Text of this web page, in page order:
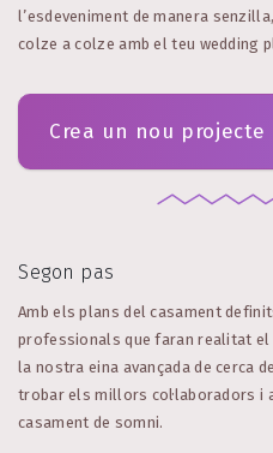
l’esdeveniment de manera
colze a colze amb el teu wedding
Crea un nou
Segon pas
Amb els plans del casament
professionals que faran realitat el
la nostra eina avançada de cerca
trobar els millors col·laboradors i
casament de somni.